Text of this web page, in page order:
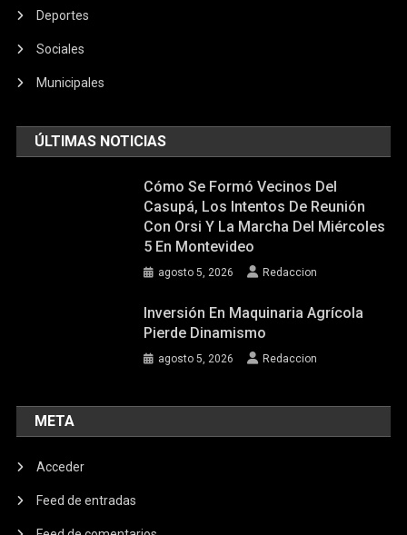
Deportes
Sociales
Municipales
ÚLTIMAS NOTICIAS
Cómo Se Formó Vecinos Del
Casupá, Los Intentos De Reunión
Con Orsi Y La Marcha Del Miércoles
5 En Montevideo
agosto 5, 2026 Redaccion
Inversión En Maquinaria Agrícola
Pierde Dinamismo
agosto 5, 2026 Redaccion
META
Acceder
Feed de entradas